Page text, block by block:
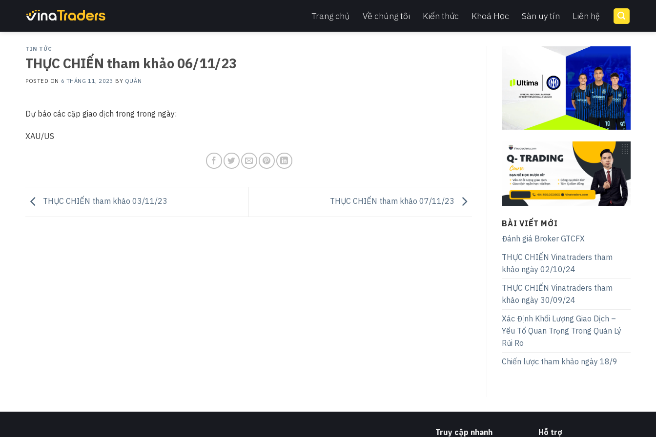
content
Trang chủ Về chúng tôi Kiến thức Khoá Học Sàn uy tín Liên hệ
TIN TỨC
THỰC CHIẾN tham khảo 06/11/23
POSTED ON 6 THÁNG 11, 2023 BY QUÂN
Dự báo các cặp giao dịch trong trong ngày:
XAU/US
THỰC CHIẾN tham khảo 03/11/23 THỰC CHIẾN tham khảo 07/11/23
BÀI VIẾT MỚI
Đánh giá Broker GTCFX
THỰC CHIẾN Vinatraders tham
khảo ngày 02/10/24
THỰC CHIẾN Vinatraders tham
khảo ngày 30/09/24
Xác Định Khối Lượng Giao Dịch –
Yếu Tố Quan Trọng Trong Quản Lý
Rủi Ro
Chiến lược tham khảo ngày 18/9
Truy cập nhanh Hỗ trợ